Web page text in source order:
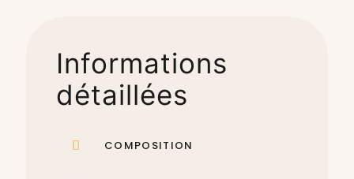
Informations
détaillées
COMPOSITION